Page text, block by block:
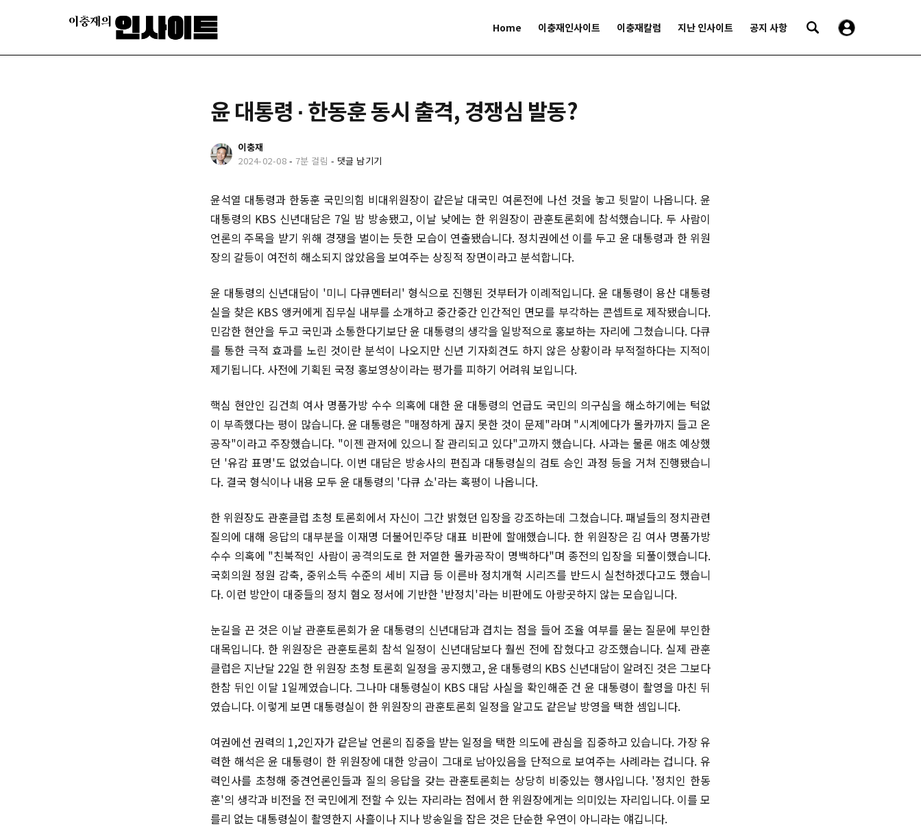
Home 이충재인사이트 이충재칼럼 지난 인사이트 공지 사항
윤 대통령 ∙ 한동훈 동시 출격, 경쟁심 발동?
이충재
2024-02-08 - 7분 걸림 - 댓글 남기기
윤석열 대통령과 한동훈 국민의힘 비대위원장이 같은날 대국민 여론전에 나선 것을 놓고 뒷말이 나옵니다. 윤
대통령의 KBS 신년대담은 7일 밤 방송됐고, 이날 낮에는 한 위원장이 관훈토론회에 참석했습니다. 두 사람이
언론의 주목을 받기 위해 경쟁을 벌이는 듯한 모습이 연출됐습니다. 정치권에선 이를 두고 윤 대통령과 한 위원
장의 갈등이 여전히 해소되지 않았음을 보여주는 상징적 장면이라고 분석합니다.
윤 대통령의 신년대담이 '미니 다큐멘터리' 형식으로 진행된 것부터가 이례적입니다. 윤 대통령이 용산 대통령
실을 찾은 KBS 앵커에게 집무실 내부를 소개하고 중간중간 인간적인 면모를 부각하는 콘셉트로 제작됐습니다.
민감한 현안을 두고 국민과 소통한다기보단 윤 대통령의 생각을 일방적으로 홍보하는 자리에 그쳤습니다. 다큐
를 통한 극적 효과를 노린 것이란 분석이 나오지만 신년 기자회견도 하지 않은 상황이라 부적절하다는 지적이
제기됩니다. 사전에 기획된 국정 홍보영상이라는 평가를 피하기 어려워 보입니다.
핵심 현안인 김건희 여사 명품가방 수수 의혹에 대한 윤 대통령의 언급도 국민의 의구심을 해소하기에는 턱없
이 부족했다는 평이 많습니다. 윤 대통령은 "매정하게 끊지 못한 것이 문제"라며 "시계에다가 몰카까지 들고 온
공작"이라고 주장했습니다. "이젠 관저에 있으니 잘 관리되고 있다"고까지 했습니다. 사과는 물론 애초 예상했
던 '유감 표명'도 없었습니다. 이번 대담은 방송사의 편집과 대통령실의 검토 승인 과정 등을 거쳐 진행됐습니
다. 결국 형식이나 내용 모두 윤 대통령의 '다큐 쇼'라는 혹평이 나옵니다.
한 위원장도 관훈클럽 초청 토론회에서 자신이 그간 밝혔던 입장을 강조하는데 그쳤습니다. 패널들의 정치관련
질의에 대해 응답의 대부분을 이재명 더불어민주당 대표 비판에 할애했습니다. 한 위원장은 김 여사 명품가방
수수 의혹에 "친북적인 사람이 공격의도로 한 저열한 몰카공작이 명백하다"며 종전의 입장을 되풀이했습니다.
국회의원 정원 감축, 중위소득 수준의 세비 지급 등 이른바 정치개혁 시리즈를 반드시 실천하겠다고도 했습니
다. 이런 방안이 대중들의 정치 혐오 정서에 기반한 '반정치'라는 비판에도 아랑곳하지 않는 모습입니다.
눈길을 끈 것은 이날 관훈토론회가 윤 대통령의 신년대담과 겹치는 점을 들어 조율 여부를 묻는 질문에 부인한
대목입니다. 한 위원장은 관훈토론회 참석 일정이 신년대담보다 훨씬 전에 잡혔다고 강조했습니다. 실제 관훈
클럽은 지난달 22일 한 위원장 초청 토론회 일정을 공지했고, 윤 대통령의 KBS 신년대담이 알려진 것은 그보다
한참 뒤인 이달 1일께였습니다. 그나마 대통령실이 KBS 대담 사실을 확인해준 건 윤 대통령이 촬영을 마친 뒤
였습니다. 이렇게 보면 대통령실이 한 위원장의 관훈토론회 일정을 알고도 같은날 방영을 택한 셈입니다.
여권에선 권력의 1,2인자가 같은날 언론의 집중을 받는 일정을 택한 의도에 관심을 집중하고 있습니다. 가장 유
력한 해석은 윤 대통령이 한 위원장에 대한 앙금이 그대로 남아있음을 단적으로 보여주는 사례라는 겁니다. 유
력인사를 초청해 중견언론인들과 질의 응답을 갖는 관훈토론회는 상당히 비중있는 행사입니다. '정치인 한동
훈'의 생각과 비전을 전 국민에게 전할 수 있는 자리라는 점에서 한 위원장에게는 의미있는 자리입니다. 이를 모
를리 없는 대통령실이 촬영한지 사흘이나 지나 방송일을 잡은 것은 단순한 우연이 아니라는 얘깁니다.